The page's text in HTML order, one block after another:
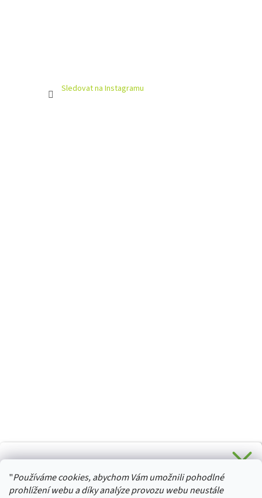
"Používáme cookies, abychom Vám umožnili pohodlné
prohlížení webu a díky analýze provozu webu neustále
Sledovat na Instagramu
HURTTA-COLLECTION.CZ
Stačí se přihlásit k odběru novinek z našeho obchodu a je
Vaše :)